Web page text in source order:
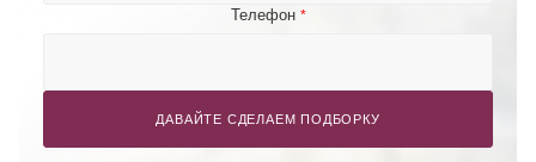
Телефон *
ДАВАЙТЕ СДЕЛАЕМ ПОДБОРКУ